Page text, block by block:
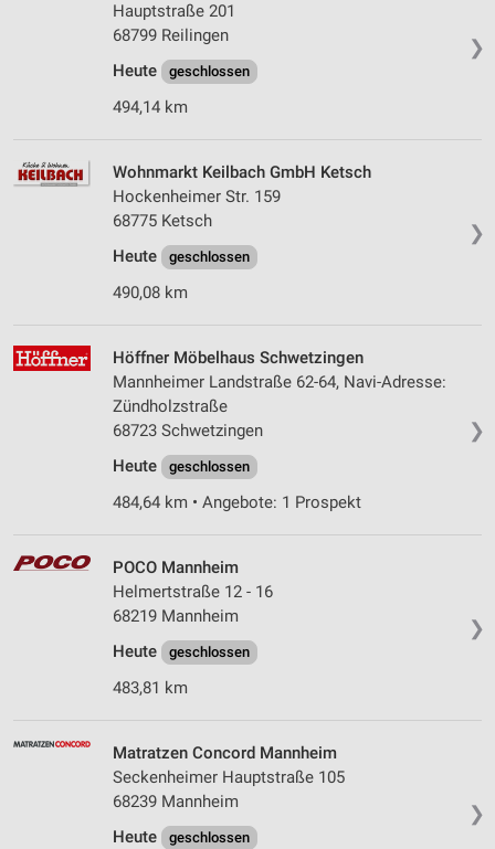
❯
Hauptstraße 201
68799 Reilingen
Heute
geschlossen
494,14 km
❯
Wohnmarkt Keilbach GmbH Ketsch
Hockenheimer Str. 159
68775 Ketsch
Heute
geschlossen
490,08 km
❯
Höffner Möbelhaus Schwetzingen
Mannheimer Landstraße 62-64, Navi-Adresse:
Zündholzstraße
68723 Schwetzingen
Heute
geschlossen
484,64 km • Angebote: 1 Prospekt
❯
POCO Mannheim
Helmertstraße 12 - 16
68219 Mannheim
Heute
geschlossen
483,81 km
❯
Matratzen Concord Mannheim
Seckenheimer Hauptstraße 105
68239 Mannheim
Heute
geschlossen